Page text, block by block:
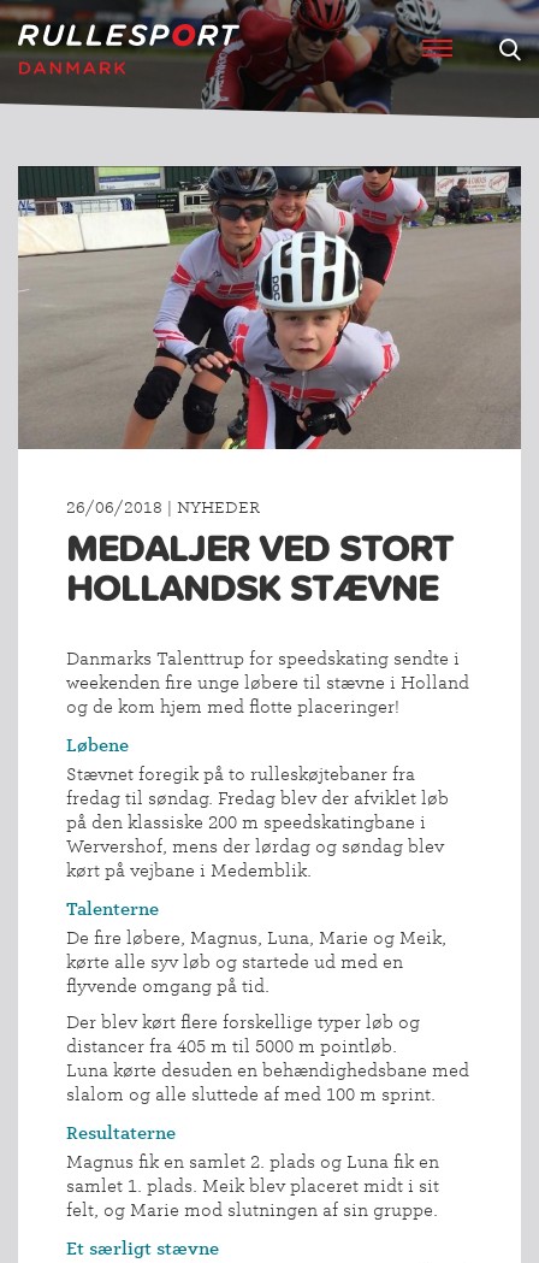
26/06/2018 | NYHEDER
MEDALJER VED STORT
HOLLANDSK STÆVNE
Danmarks Talenttrup for speedskating sendte i
weekenden fire unge løbere til stævne i Holland
og de kom hjem med flotte placeringer!
Løbene
Stævnet foregik på to rulleskøjtebaner fra
fredag til søndag. Fredag blev der afviklet løb
på den klassiske 200 m speedskatingbane i
Wervershof, mens der lørdag og søndag blev
kørt på vejbane i Medemblik.
Talenterne
De fire løbere, Magnus, Luna, Marie og Meik,
kørte alle syv løb og startede ud med en
flyvende omgang på tid.
Der blev kørt flere forskellige typer løb og
distancer fra 405 m til 5000 m pointløb.
Luna kørte desuden en behændighedsbane med
slalom og alle sluttede af med 100 m sprint.
Resultaterne
Magnus fik en samlet 2. plads og Luna fik en
samlet 1. plads. Meik blev placeret midt i sit
felt, og Marie mod slutningen af sin gruppe.
Et særligt stævne